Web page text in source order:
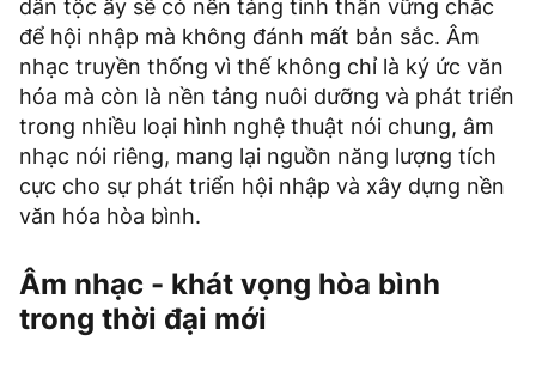
dân tộc ấy sẽ có nền tảng tinh thần vững chắc
để hội nhập mà không đánh mất bản sắc. Âm
nhạc truyền thống vì thế không chỉ là ký ức văn
hóa mà còn là nền tảng nuôi dưỡng và phát triển
trong nhiều loại hình nghệ thuật nói chung, âm
nhạc nói riêng, mang lại nguồn năng lượng tích
cực cho sự phát triển hội nhập và xây dựng nền
văn hóa hòa bình.
Âm nhạc - khát vọng hòa bình
trong thời đại mới